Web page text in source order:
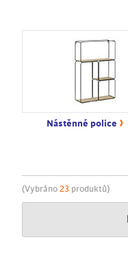
Nástěnné police ›
(Vybráno 23 produktů)